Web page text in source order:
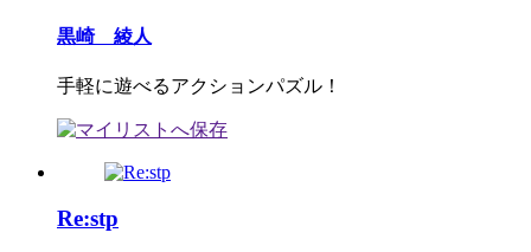
黒崎 綾人
手軽に遊べるアクションパズル！
Re:stp